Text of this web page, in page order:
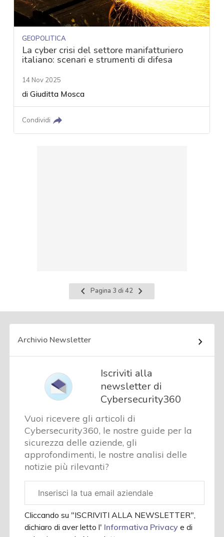
GEOPOLITICA
La cyber crisi del settore manifatturiero
italiano: scenari e strumenti di difesa
14 Nov 2025
diGiuditta Mosca
Condividi
Pagina
precedente
Pagina 3 di 42
Pagina
successiva
Archivio Newsletter
Iscriviti alla
newsletter di
Cybersecurity360
Vuoi ricevere gli articoli di
Cybersecurity360, le nostre guide per la
sicurezza delle aziende, gli
approfondimenti, le nostre analisi delle
notizie più rilevanti?
aziendale
Cliccando su "ISCRIVITI ALLA NEWSLETTER",
dichiaro di aver letto l' Informativa Privacye di